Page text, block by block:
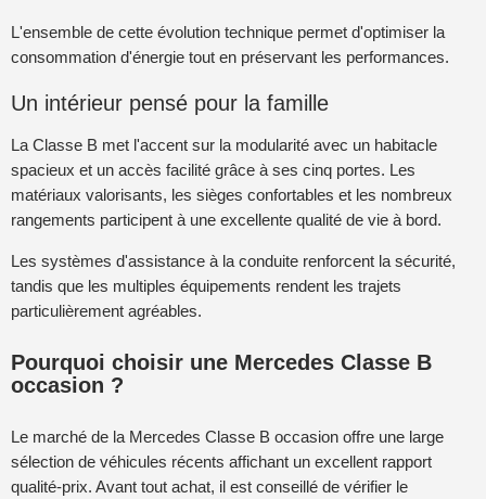
L'ensemble de cette évolution technique permet d'optimiser la
consommation d'énergie tout en préservant les performances.
Un intérieur pensé pour la famille
La Classe B met l'accent sur la modularité avec un habitacle
spacieux et un accès facilité grâce à ses cinq portes. Les
matériaux valorisants, les sièges confortables et les nombreux
rangements participent à une excellente qualité de vie à bord.
Les systèmes d'assistance à la conduite renforcent la sécurité,
tandis que les multiples équipements rendent les trajets
particulièrement agréables.
Pourquoi choisir une Mercedes Classe B
occasion ?
Le marché de la Mercedes Classe B occasion offre une large
sélection de véhicules récents affichant un excellent rapport
qualité-prix. Avant tout achat, il est conseillé de vérifier le